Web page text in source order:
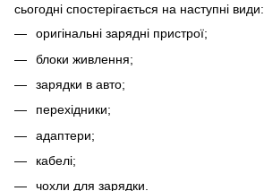
сьогодні спостерігається на наступні види:
оригінальні зарядні пристрої;
блоки живлення;
зарядки в авто;
перехідники;
адаптери;
кабелі;
чохли для зарядки.